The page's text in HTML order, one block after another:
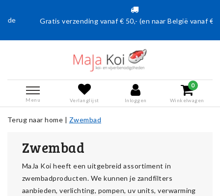
Gratis verzending vanaf € 50,- (en naar België vanaf €75,00)
Menu Verlanglijst Inloggen
0
Winkelwagen
Terug naar home | Zwembad
Zwembad
MaJa Koi heeft een uitgebreid assortiment in
zwembadproducten. We kunnen je zandfilters
aanbieden, verlichting, pompen, uv units, verwarming